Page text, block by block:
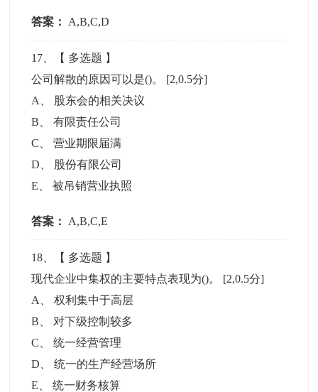
答案： A,B,C,D
17 、【 多选题 】
公司解散的原因可以是()。 [2,0.5分]
A
股东会的相关决议
B 、有限责任公司
C 、营业期限届满
D
股份有限公司
E 、被吊销营业执照
答案： A,B,C,E
18 、【 多选题 】
现代企业中集权的主要特点表现为()。 [2,0.5分]
A
、权利集中于高层
B
对下级控制较多
C 、统一经营管理
D 、统一的生产经营场所
E 、统一财务核算